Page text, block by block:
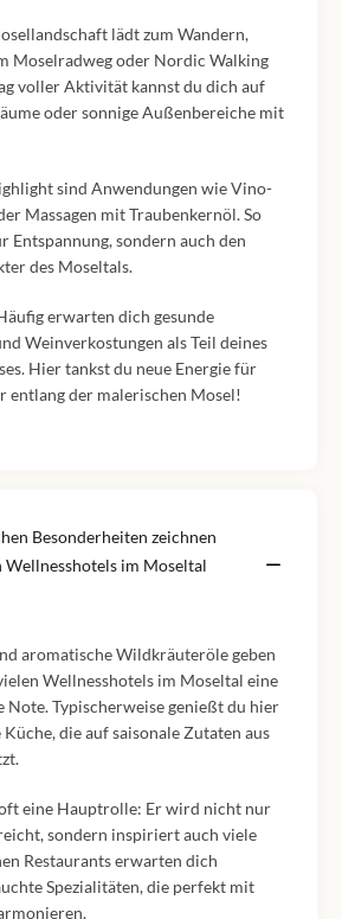
lädt zum Wandern,
Moselradweg oder Nordic Walking
voller Aktivität kannst du dich auf
oder sonnige Außenbereiche mit
sind Anwendungen wie Vino-
Massagen mit Traubenkernöl. So
Entspannung, sondern auch den
des Moseltals.
erwarten dich gesunde
Weinverkostungen als Teil deines
Hier tankst du neue Energie für
entlang der malerischen Mosel!
Besonderheiten zeichnen
Wellnesshotels im Moseltal
aromatische Wildkräuteröle geben
Wellnesshotels im Moseltal eine
Note. Typischerweise genießt du hier
die auf saisonale Zutaten aus
eine Hauptrolle: Er wird nicht nur
sondern inspiriert auch viele
Restaurants erwarten dich
Spezialitäten, die perfekt mit